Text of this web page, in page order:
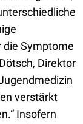
die Symptome
Direktor
verstärkt
Insofern